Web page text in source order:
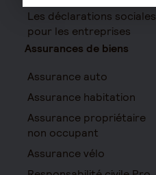
Les déclarations sociales
pour les entreprises
Assurances de biens
Assurance auto
Assurance habitation
Assurance propriétaire
non occupant
Assurance vélo